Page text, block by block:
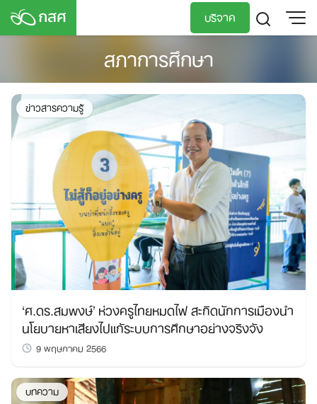
Skip
บริจาค
สภาการศึกษา
ข่าวสารความรู้
‘ศ.ดร.สมพงษ์’ ห่วงครูไทยหมดไฟ สะกิดนักการเมืองนำ
นโยบายหาเสียงไปแก้ระบบการศึกษาอย่างจริงจัง
9 พฤษภาคม 2566
บทความ